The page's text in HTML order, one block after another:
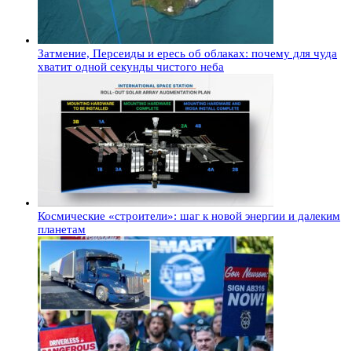
Затмение, Персеиды и ересь об облаках: почему для чуда
хватит одной секунды чистого неба
Космические «строители»: шаг к новой энергии и далеким
планетам